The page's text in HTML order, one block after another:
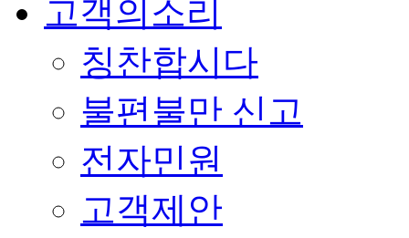
고객의소리
칭찬합시다
불편불만 신고
전자민원
고객제안